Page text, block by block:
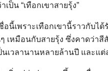
ป็น “เทือกเขาสายรุ้ง”
อนี้เพราะเทือกเขานี้ราวกับไ
เหมือนกับสายรุ้ง ซึ่งคาดว่า
นเวลานานหลายล้านปี และแ